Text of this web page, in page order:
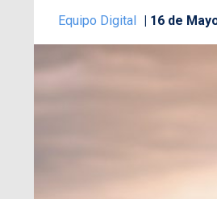
Equipo Digital 16 de